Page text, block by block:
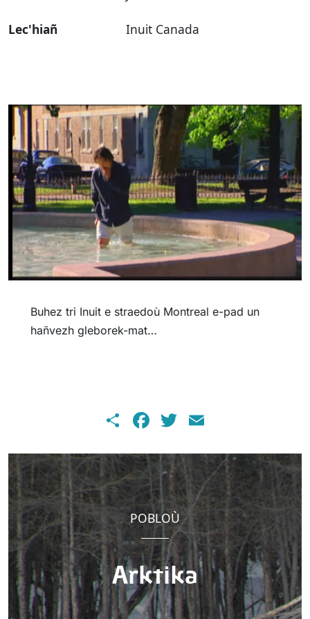
Lec'hiañ Inuit Canada
Buhez tri Inuit e straedoù Montreal e-pad un
hañvezh gleborek-mat…
ShareFacebook
Twitter
POBLOÙ
Arktika